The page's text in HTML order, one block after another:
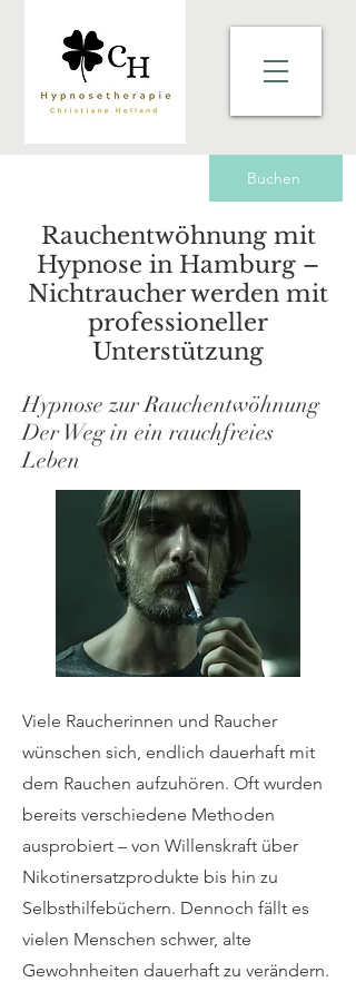
Buchen
Rauchentwöhnung mit
Hypnose in Hamburg –
Nichtraucher werden mit
professioneller
Unterstützung
Hypnose zur Rauchentwöhnung
Der Weg in ein rauchfreies
Leben
Viele Raucherinnen und Raucher
wünschen sich, endlich dauerhaft mit
dem Rauchen aufzuhören. Oft wurden
bereits verschiedene Methoden
ausprobiert – von Willenskraft über
Nikotinersatzprodukte bis hin zu
Selbsthilfebüchern. Dennoch fällt es
vielen Menschen schwer, alte
Gewohnheiten dauerhaft zu verändern.